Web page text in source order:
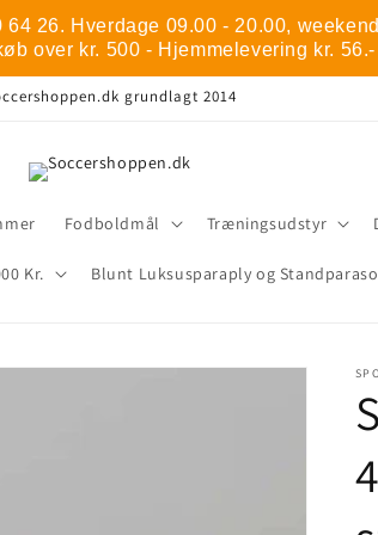
26. Hverdage 09.00 - 20.00,
over kr. 500 - Hjemmelevering kr. 56.-
grundlagt 2014
Fodboldmål Træningsudstyr
Kr. Blunt Luksusparaply og